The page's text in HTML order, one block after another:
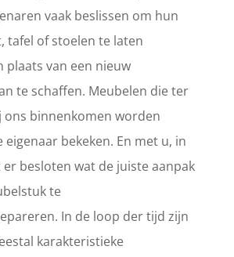
vaak beslissen om hun
tafel of stoelen te laten
plaats van een nieuw
te schaffen. Meubelen die ter
binnenkomen worden
eigenaar bekeken. En met u, in
besloten wat de juiste aanpak
te
In de loop der tijd zijn
karakteristieke